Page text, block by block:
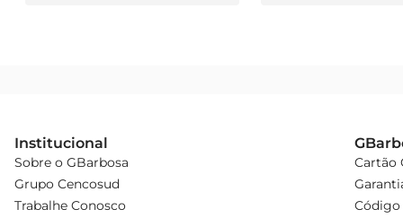
Institucional
Sobre o GBarbosa
Grupo Cencosud
Trabalhe Conosco
Cartão
Código